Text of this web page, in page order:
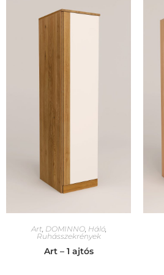
Art DOMINNO, Háló,
Ruhásszekrények
Art – 1 ajtós